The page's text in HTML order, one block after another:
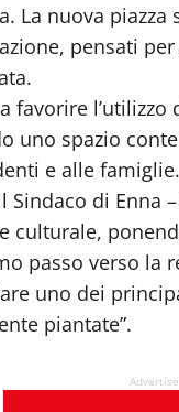
La nuova
pensati
l’utilizzo
uno spazio
e alle famiglie.
Sindaco di
culturale,
passo verso la
uno dei
piantate”.